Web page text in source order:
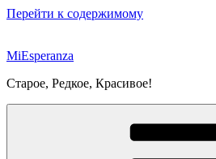
Перейти к содержимому
MiEsperanza
Старое, Редкое, Красивое!